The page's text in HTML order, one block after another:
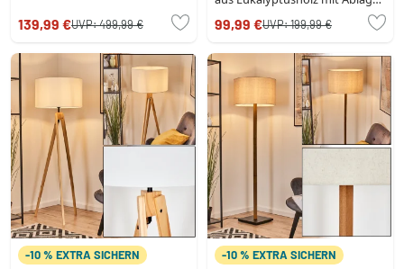
139,99 €UVP:499,99 € 99,99 €UVP:199,99 €
-10 % EXTRA SICHERN -10 % EXTRA SICHERN